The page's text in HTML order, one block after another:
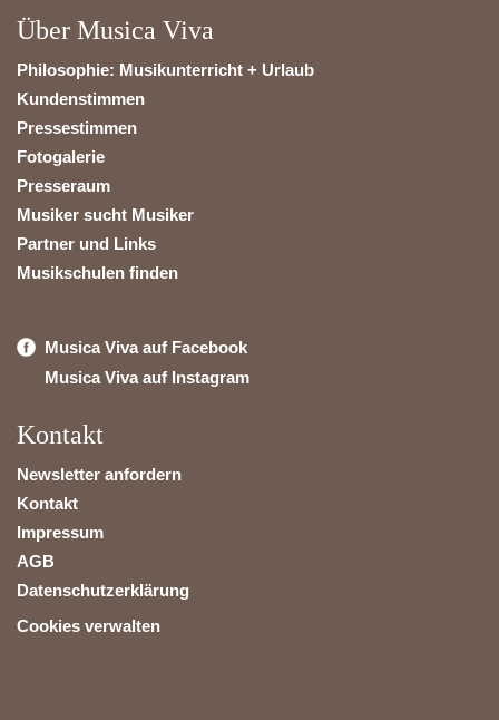
Über Musica Viva
Philosophie: Musikunterricht + Urlaub
Kundenstimmen
Pressestimmen
Fotogalerie
Presseraum
Musiker sucht Musiker
Partner und Links
Musikschulen finden
Musica Viva auf Facebook
Musica Viva auf Instagram
Kontakt
Newsletter anfordern
Kontakt
Impressum
AGB
Datenschutzerklärung
Cookies verwalten